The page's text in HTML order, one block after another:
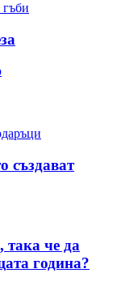
гъби
създават
така че да
година?